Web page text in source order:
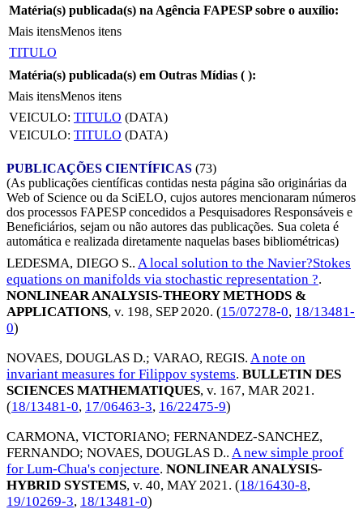
Matéria(s) publicada(s) na Agência FAPESP sobre o auxílio:
Mais itensMenos itens
TITULO
Matéria(s) publicada(s) em Outras Mídias ( ):
Mais itensMenos itens
VEICULO: TITULO (DATA)
VEICULO: TITULO (DATA)
PUBLICAÇÕES CIENTÍFICAS (73)
(As publicações científicas contidas nesta página são originárias da
Web of Science ou da SciELO, cujos autores mencionaram números
dos processos FAPESP concedidos a Pesquisadores Responsáveis e
Beneficiários, sejam ou não autores das publicações. Sua coleta é
automática e realizada diretamente naquelas bases bibliométricas)
LEDESMA, DIEGO S.. A local solution to the Navier?Stokes
equations on manifolds via stochastic representation ?.
NONLINEAR ANALYSIS-THEORY METHODS &
APPLICATIONS, v. 198, SEP 2020. (15/07278-0, 18/13481-
0)
NOVAES, DOUGLAS D.; VARAO, REGIS. A note on
invariant measures for Filippov systems. BULLETIN DES
SCIENCES MATHEMATIQUES, v. 167, MAR 2021.
(18/13481-0, 17/06463-3, 16/22475-9)
CARMONA, VICTORIANO; FERNANDEZ-SANCHEZ,
FERNANDO; NOVAES, DOUGLAS D.. A new simple proof
for Lum-Chua's conjecture. NONLINEAR ANALYSIS-
HYBRID SYSTEMS, v. 40, MAY 2021 . (18/16430-8,
19/10269-3, 18/13481-0)